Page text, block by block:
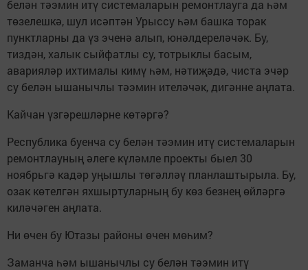
белән тәэмин итү системаларын ремонтлауга да һәм
төзелешкә, шул исәптән Урыссу һәм башка торак
пунктларны да үз эченә алып, юнәлдереләчәк. Бу,
тиздән, халык сыйфатлы су, тотрыклы басым,
аварияләр ихтималы кимү һәм, нәтиҗәдә, чиста эчәр
су белән ышанычлы тәэмин ителәчәк, дигәнне аңлата.
Кайчан үзгәрешләрне көтәргә?
Республика буенча су белән тәэмин итү системаларын
ремонтлауның әлеге күләмле проекты быел 30
ноябрьгә кадәр уңышлы төгәлләү планлаштырыла. Бу,
озак көтелгән яхшыртуларның бу көз безнең өйләргә
киләчәген аңлата.
Ни өчен бу Ютазы районы өчен мөһим?
Заманча һәм ышанычлы су белән тәэмин итү